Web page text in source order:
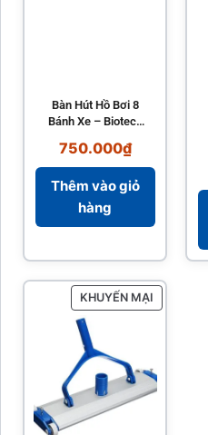
Bàn Hút Hồ Bơi 8
Bánh Xe – Biotech
750.000₫
Thêm vào giỏ
hàng
KHUYẾN MẠI